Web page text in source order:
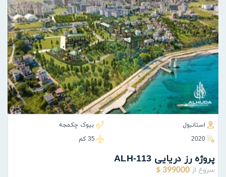
استانبول
بیوک چکمجه
2020
35 كم
پروژه رز دریایی ALH-113
سروع از 399000 $